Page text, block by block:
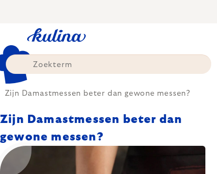
Zijn Damastmessen beter dan gewone messen?
Zijn Damastmessen beter dan
gewone messen?